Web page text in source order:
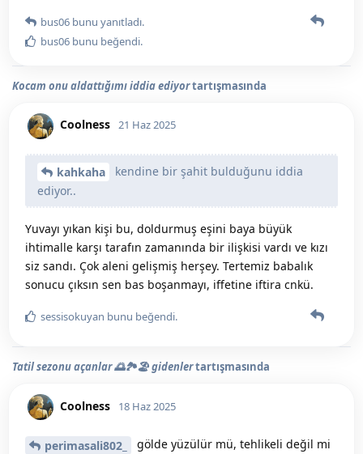
bus06 bunu yanıtladı.
bus06 bunu beğendi.
Kocam onu aldattığımı iddia ediyortartışmasında
Coolness 21 Haz 2025
kahkaha
kendine bir şahit bulduğunu iddia
ediyor..
Yuvayı yıkan kişi bu, doldurmuş eşini baya büyük
ihtimalle karşı tarafın zamanında bir ilişkisi vardı ve kızı
siz sandı. Çok aleni gelişmiş herşey. Tertemiz babalık
sonucu çıksın sen bas boşanmayı, iffetine iftira cnkü.
sessisokuyan bunu beğendi.
Tatil sezonu açanlar 🌅🏞️🏖️ gidenlertartışmasında
Coolness 18 Haz 2025
perimasali802_ gölde yüzülür mü, tehlikeli değil mi